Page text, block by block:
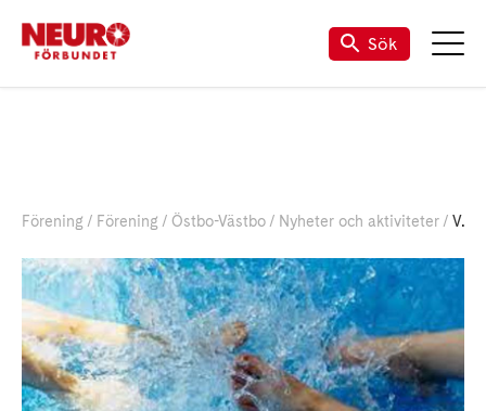
Sök
Förening Förening Östbo-Västbo Nyheter och aktiviteter Vattengympa